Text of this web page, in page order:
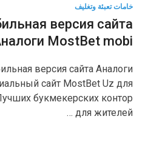
خامات تعبئة وتغليف
версия сайта
MostBet mobi
версия сайта Аналоги
сайт MostBet Uz для
букмекерских контор
для жителей …